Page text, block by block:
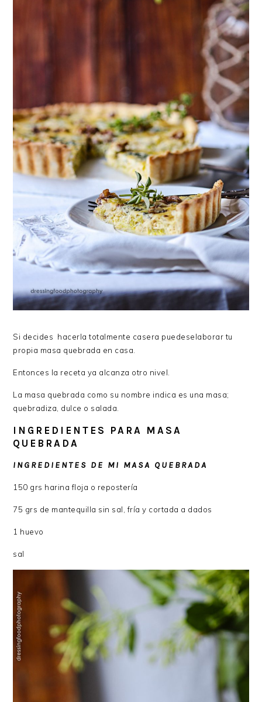
Si decides hacerla totalmente casera puedeselaborar tu
propia masa quebrada en casa.
Entonces la receta ya alcanza otro nivel.
La masa quebrada como su nombre indica es una masa;
quebradiza, dulce o salada.
INGREDIENTES PARA MASA
QUEBRADA
INGREDIENTES DE MI MASA QUEBRADA
150 grs harina floja o repostería
75 grs de mantequilla sin sal, fría y cortada a dados
1 huevo
sal